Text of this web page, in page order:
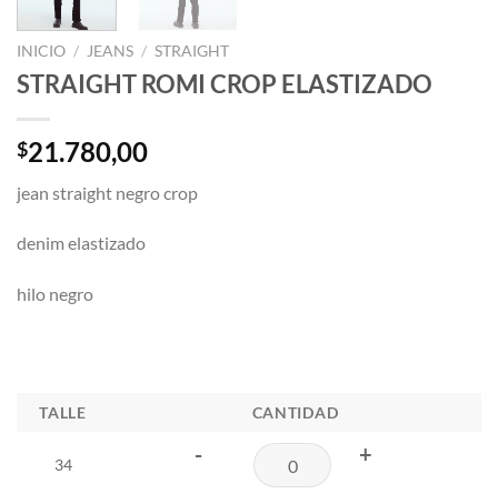
INICIO / JEANS / STRAIGHT
STRAIGHT ROMI CROP ELASTIZADO
$21.780,00
jean straight negro crop
denim elastizado
hilo negro
TALLE CANTIDAD
34 - +